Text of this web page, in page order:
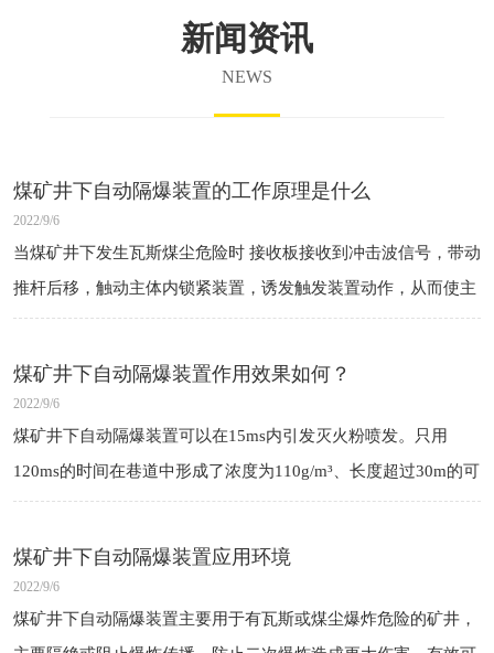
新闻资讯
NEWS
煤矿井下自动隔爆装置的工作原理是什么
2022/9/6
当煤矿井下发生瓦斯煤尘危险时 接收板接收到冲击波信号，带动
推杆后移，触动主体内锁紧装置，诱发触发装置动作，从而使主
体内的灭火介质喷出
煤矿井下自动隔爆装置作用效果如何？
2022/9/6
煤矿井下自动隔爆装置可以在15ms内引发灭火粉喷发。只用
120ms的时间在巷道中形成了浓度为110g/m³、长度超过30m的可
靠灭火粉雾状区域。
煤矿井下自动隔爆装置应用环境
2022/9/6
煤矿井下自动隔爆装置主要用于有瓦斯或煤尘爆炸危险的矿井，